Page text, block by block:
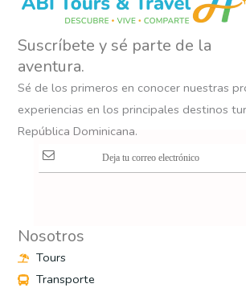
Suscríbete y sé parte de la
aventura.
Sé de los primeros en conocer nuestras
experiencias en los principales destinos
República Dominicana.
Nosotros
Tours
Transporte